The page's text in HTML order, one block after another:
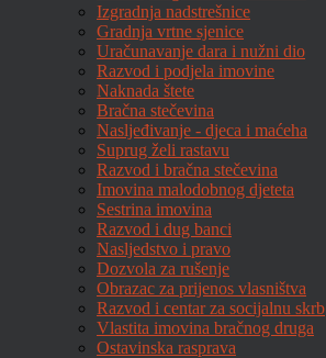
Izgradnja nadstrešnice
Gradnja vrtne sjenice
Uračunavanje dara i nužni dio
Razvod i podjela imovine
Naknada štete
Bračna stečevina
Nasljeđivanje - djeca i maćeha
Suprug želi rastavu
Razvod i bračna stečevina
Imovina malodobnog djeteta
Sestrina imovina
Razvod i dug banci
Nasljedstvo i pravo
Dozvola za rušenje
Obrazac za prijenos vlasništva
Razvod i centar za socijalnu skrb
Vlastita imovina bračnog druga
Ostavinska rasprava